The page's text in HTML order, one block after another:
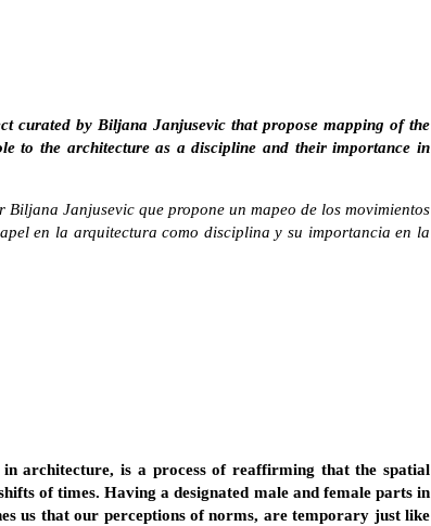
curated by Biljana Janjusevic that propose mapping of the
to the architecture as a discipline and their importance in
Biljana Janjusevic que propone un mapeo de los movimientos
en la arquitectura como disciplina y su importancia en la
architecture, is a process of reaffirming that the spatial
of times. Having a designated male and female parts in
us that our perceptions of norms, are temporary just like